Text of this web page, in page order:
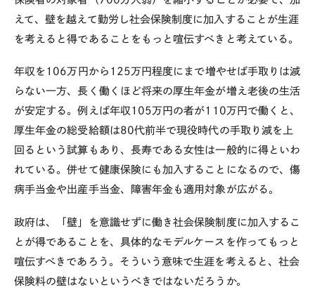
えて、壁を越えて勤労し社会保険制度に加入することが生涯
を考えると得であることをもっと喧伝すべきと考えている。
年収を 106万円から 125万円程度にまで増やせば手取りは減
らない一方、長く働くほど将来の厚生年金が増え老後の生活
が安定する。例えば年収 105万円の者が110万円で働くと、
厚生年金の総受給額は80代前半で現役時代の手取り減を上
回るという試算もあり、長寿である女性は一般的に得といわ
れている。併せて健康保険にも加入することになるので、傷
病手当金や出産手当金、障害年金も適用対象が広がる。
政府は、「壁」を意識せずに働き社会保険制度に加入するこ
とが得であることを、具体的なモデルケースを作ってもっと
喧伝すべきであろう。そういう意味で生涯を考えると、社会
保険料の壁はないというべきではないだろうか。